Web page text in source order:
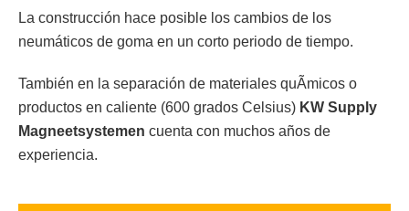
La construcción hace posible los cambios de los
neumáticos de goma en un corto periodo de tiempo.
También en la separación de materiales quÃ­micos o
productos en caliente (600 grados Celsius) KW Supply
Magneetsystemen cuenta con muchos años de
experiencia.